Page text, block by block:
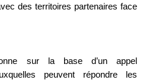
des territoires partenaires face
sur la base d’un appel
peuvent répondre les